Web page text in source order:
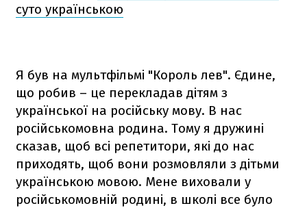
суто українською
Я був на мультфільмі "Король лев". Єдине,
що робив – це перекладав дітям з
української на російську мову. В нас
російськомовна родина. Тому я дружині
сказав, щоб всі репетитори, які до нас
приходять, щоб вони розмовляли з дітьми
українською мовою. Мене виховали у
російськомовній родині, в школі все було